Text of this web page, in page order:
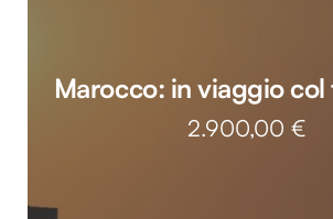
Marocco: in viaggio
2.900,00 €